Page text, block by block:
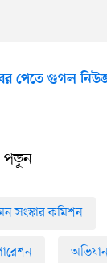
পেতে গুগল
সংস্কার কমিশন